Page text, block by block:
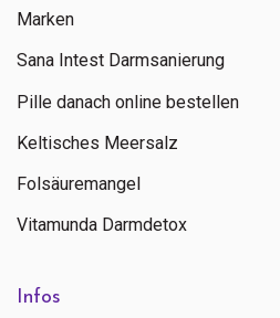
Marken
Sana Intest Darmsanierung
Pille danach online bestellen
Keltisches Meersalz
Folsäuremangel
Vitamunda Darmdetox
Infos